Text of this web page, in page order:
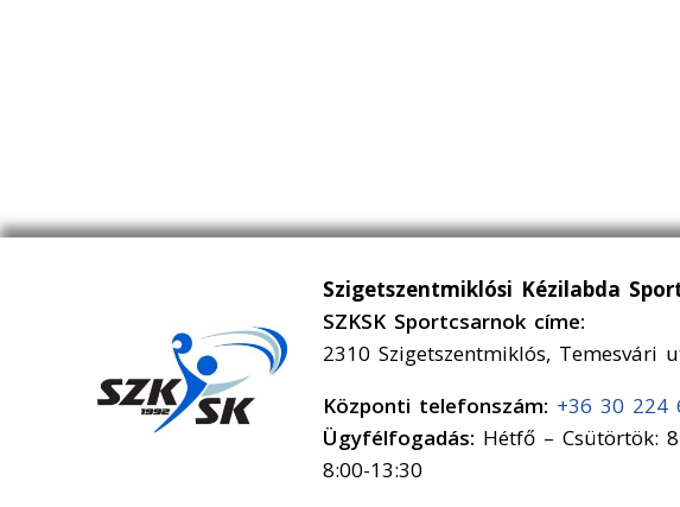
Szigetszentmiklósi Kézilabda
SZKSK Sportcsarnok címe:
2310 Szigetszentmiklós, Temesvári
Központi telefonszám: +36 30 224
Ügyfélfogadás: Hétfő – Csütörtök:
8:00-13:30